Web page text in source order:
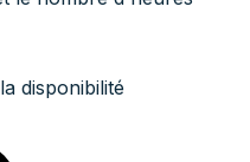
disponibilité